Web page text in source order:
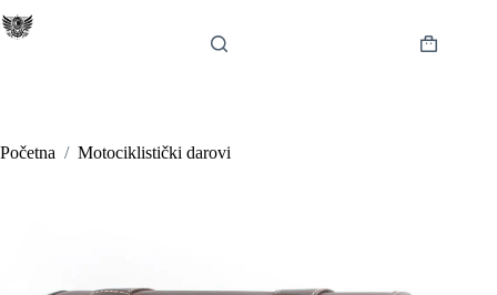
na
Košarica
Početna / Motociklistički darovi